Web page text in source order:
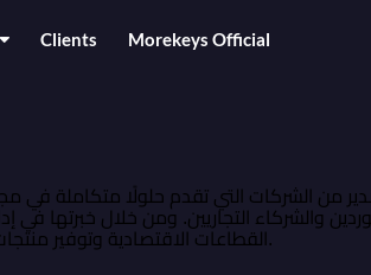
Clients Morekeys Official
من الشركات التي تقدم حلولًا متكاملة في
والشركاء التجاريين. ومن خلال خبرتها في
القطاعات الاقتصادية وتوفير منتجات متنوعة تلبي احتياجات العملاء داخل العراق والأسواق الإقليمية.